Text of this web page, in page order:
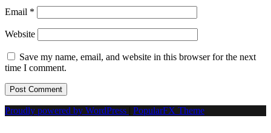
Email *
Website
Save my name, email, and website in this browser for the next
time I comment.
Proudly powered by WordPress PopularFX Theme